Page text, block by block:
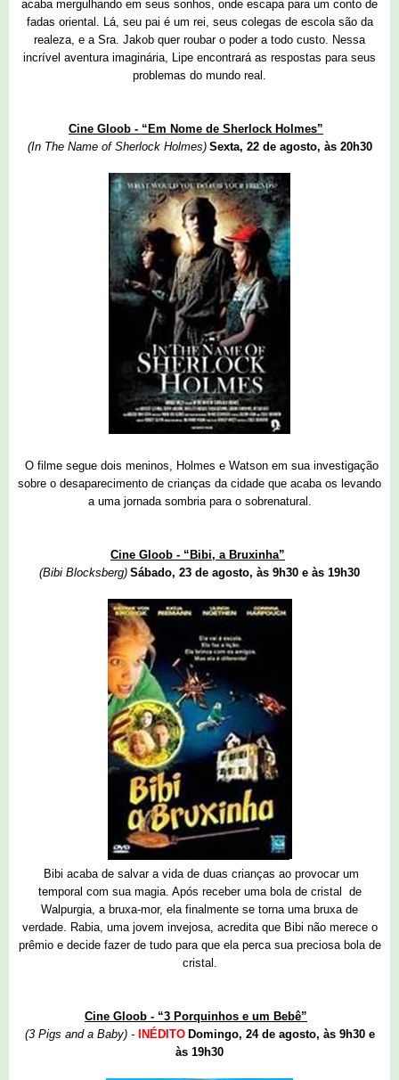
acaba mergulhando em seus sonhos, onde escapa para um conto de
fadas oriental. Lá, seu pai é um rei, seus colegas de escola são da
realeza, e a Sra. Jakob quer roubar o poder a todo custo. Nessa
incrível aventura imaginária, Lipe encontrará as respostas para seus
problemas do mundo real.
Cine Gloob - “Em Nome de Sherlock Holmes”
(In The Name of Sherlock Holmes) Sexta, 22 de agosto, às 20h30
O filme segue dois meninos, Holmes e Watson em sua investigação
sobre o desaparecimento de crianças da cidade que acaba os levando
a uma jornada sombria para o sobrenatural.
Cine Gloob - “Bibi, a Bruxinha”
(Bibi Blocksberg) Sábado, 23 de agosto, às 9h30 e às 19h30
Bibi acaba de salvar a vida de duas crianças ao provocar um
temporal com sua magia. Após receber uma bola de cristal de
Walpurgia, a bruxa-mor, ela finalmente se torna uma bruxa de
verdade. Rabia, uma jovem invejosa, acredita que Bibi não merece o
prêmio e decide fazer de tudo para que ela perca sua preciosa bola de
cristal.
Cine Gloob - “3 Porquinhos e um Bebê”
(3 Pigs and a Baby) -
INÉDITO Domingo, 24 de agosto, às 9h30 e
às 19h30